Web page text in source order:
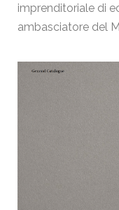
imprenditoriale di
ambasciatore del